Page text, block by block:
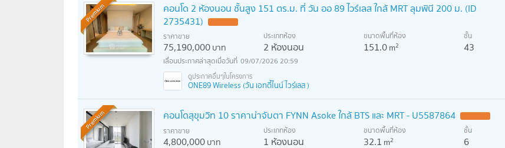
Premium
คอนโด 2 ห้องนอน ชั้นสูง 151 ตร.ม. ที่ วัน ออ 89 ไวร์เลส ใกล้ MRT ลุมพินี 200 ม. (ID
2735431)
ราคาขาย
75,190,000บาท
ประเภทห้อง
2 ห้องนอน
ขนาดพื้นที่ห้อง
151.0m2
ชั้น
43
09/07/2026 20:59
ONE89 Wireless (วัน เอทตี้ไนน์ ไวร์เลส )
Premium คอนโดสุขุมวิท 10 ราคาน่าจับตา FYNN Asoke ใกล้ BTS และ MRT - U5587864
ราคาขาย
4,800,000บาท
ประเภทห้อง
1 ห้องนอน
ขนาดพื้นที่ห้อง
32.1 m2
ชั้น
6